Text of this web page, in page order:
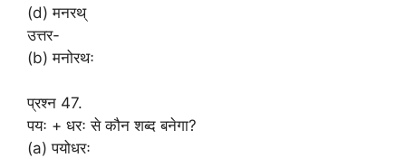
(d) मनरथ्
उत्तर-
(b) मनोरथः
प्रश्न 47.
पयः + धरः से कौन शब्द बनेगा?
(a) पयोधरः